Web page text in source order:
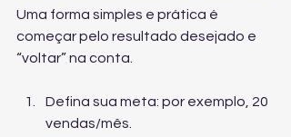
Uma forma simples e prática é
começar pelo resultado desejado e
“voltar” na conta.
Defina sua meta: por exemplo, 20
vendas/mês.